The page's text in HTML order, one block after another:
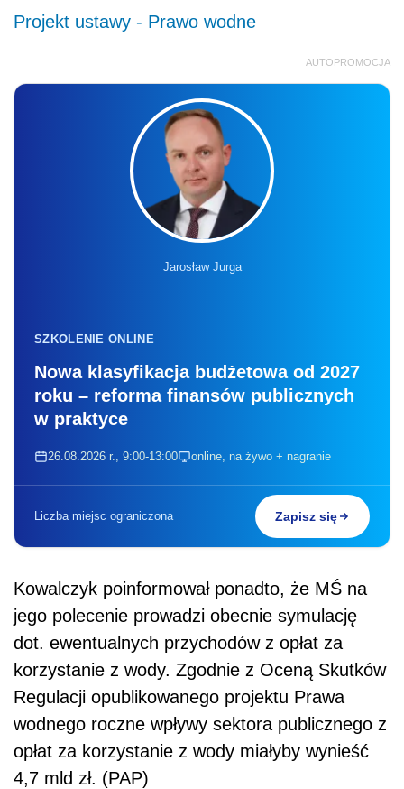
Projekt ustawy - Prawo wodne
AUTOPROMOCJA
Jarosław Jurga
SZKOLENIE ONLINE
Nowa klasyfikacja budżetowa od 2027
roku – reforma finansów publicznych
w praktyce
26.08.2026 r., 9:00-13:00 online, na żywo + nagranie
Liczba miejsc ograniczona Zapisz się
Kowalczyk poinformował ponadto, że MŚ na
jego polecenie prowadzi obecnie symulację
dot. ewentualnych przychodów z opłat za
korzystanie z wody. Zgodnie z Oceną Skutków
Regulacji opublikowanego projektu Prawa
wodnego roczne wpływy sektora publicznego z
opłat za korzystanie z wody miałyby wynieść
4,7 mld zł. (PAP)